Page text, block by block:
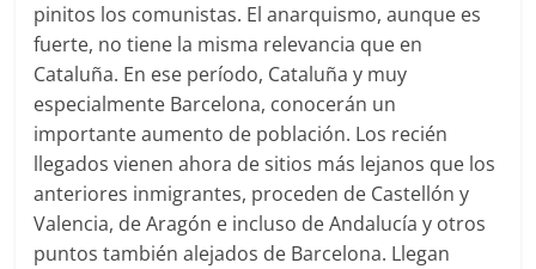
pinitos los comunistas. El anarquismo, aunque es
fuerte, no tiene la misma relevancia que en
Cataluña. En ese período, Cataluña y muy
especialmente Barcelona, conocerán un
importante aumento de población. Los recién
llegados vienen ahora de sitios más lejanos que los
anteriores inmigrantes, proceden de Castellón y
Valencia, de Aragón e incluso de Andalucía y otros
puntos también alejados de Barcelona. Llegan